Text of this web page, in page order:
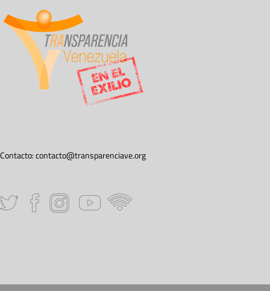
Contacto:contacto@transparenciave.org